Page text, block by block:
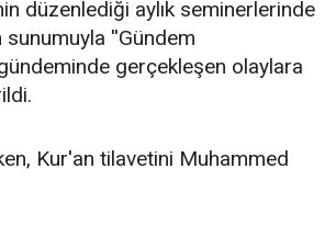
düzenlediği aylık seminerlerinde
sunumuyla ''Gündem
gerçekleşen olaylara
Kur'an tilavetini Muhammed